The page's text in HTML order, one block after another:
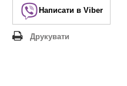
Написати в Viber
Друкувати